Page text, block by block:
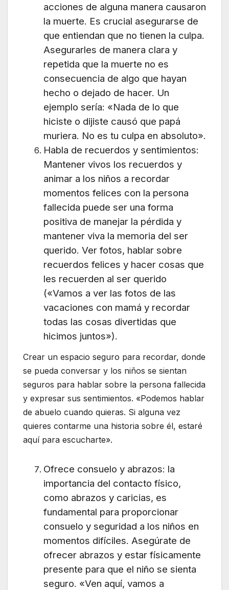
acciones de alguna manera causaron
la muerte. Es crucial asegurarse de
que entiendan que no tienen la culpa.
Asegurarles de manera clara y
repetida que la muerte no es
consecuencia de algo que hayan
hecho o dejado de hacer. Un
ejemplo sería: «Nada de lo que
hiciste o dijiste causó que papá
muriera. No es tu culpa en absoluto».
Habla de recuerdos y sentimientos:
Mantener vivos los recuerdos y
animar a los niños a recordar
momentos felices con la persona
fallecida puede ser una forma
positiva de manejar la pérdida y
mantener viva la memoria del ser
querido. Ver fotos, hablar sobre
recuerdos felices y hacer cosas que
les recuerden al ser querido
(«Vamos a ver las fotos de las
vacaciones con mamá y recordar
todas las cosas divertidas que
hicimos juntos»).
Crear un espacio seguro para recordar, donde
se pueda conversar y los niños se sientan
seguros para hablar sobre la persona fallecida
y expresar sus sentimientos. «Podemos hablar
de abuelo cuando quieras. Si alguna vez
quieres contarme una historia sobre él, estaré
aquí para escucharte».
Ofrece consuelo y abrazos: la
importancia del contacto físico,
como abrazos y caricias, es
fundamental para proporcionar
consuelo y seguridad a los niños en
momentos difíciles. Asegúrate de
ofrecer abrazos y estar físicamente
presente para que el niño se sienta
seguro. «Ven aquí, vamos a